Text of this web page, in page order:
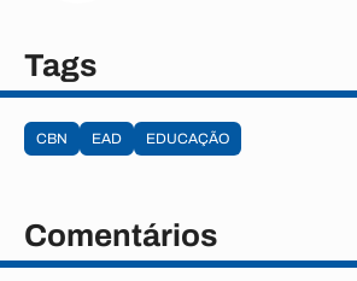
Tags
CBN EAD EDUCAÇÃO
Comentários